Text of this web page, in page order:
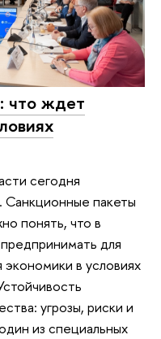
что ждет
сегодня
Санкционные пакеты
понять, что в
для
в условиях
угрозы, риски и
из специальных